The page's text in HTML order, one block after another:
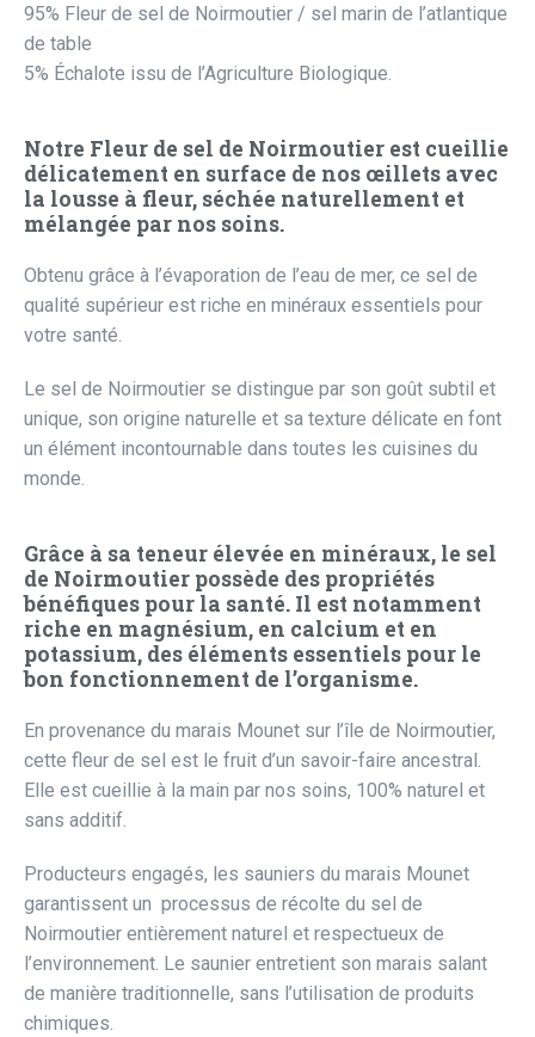
95% Fleur de sel de Noirmoutier / sel marin de l’atlantique
de table
5% Échalote issu de l’Agriculture Biologique.
Notre Fleur de sel de Noirmoutier est cueillie
délicatement en surface de nos œillets avec
la lousse à fleur, séchée naturellement et
mélangée par nos soins.
Obtenu grâce à l’évaporation de l’eau de mer, ce sel de
qualité supérieur est riche en minéraux essentiels pour
votre santé.
Le sel de Noirmoutier se distingue par son goût subtil et
unique, son origine naturelle et sa texture délicate en font
un élément incontournable dans toutes les cuisines du
monde.
Grâce à sa teneur élevée en minéraux, le sel
de Noirmoutier possède des propriétés
bénéfiques pour la santé. Il est notamment
riche en magnésium, en calcium et en
potassium, des éléments essentiels pour le
bon fonctionnement de l’organisme.
En provenance du marais Mounet sur l’île de Noirmoutier,
cette fleur de sel est le fruit d’un savoir-faire ancestral.
Elle est cueillie à la main par nos soins, 100% naturel et
sans additif.
Producteurs engagés, les sauniers du marais Mounet
garantissent un processus de récolte du sel de
Noirmoutier entièrement naturel et respectueux de
l’environnement. Le saunier entretient son marais salant
de manière traditionnelle, sans l’utilisation de produits
chimiques.